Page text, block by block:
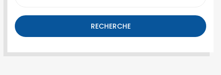
RECHERCHE